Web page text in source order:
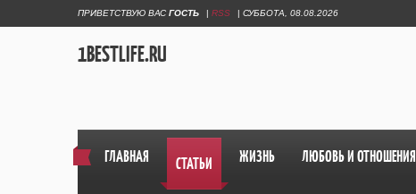
ПРИВЕТСТВУЮ ВАС ГОСТЬ | RSS | СУББОТА, 08.08.2026
1BESTLIFE.RU
ГЛАВНАЯ СТАТЬИ ЖИЗНЬ ЛЮБОВЬ И ОТНОШЕНИЯ